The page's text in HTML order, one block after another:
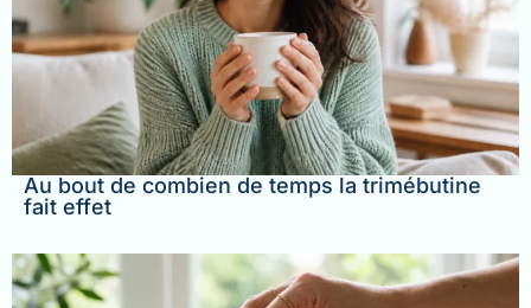
Au bout de combien de temps la trimébutine
fait effet